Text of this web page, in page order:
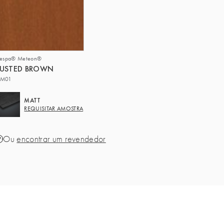
Meteon®
BROWN
MATT
REQUISITAR AMOSTRA
Ouencontrar um revendedor